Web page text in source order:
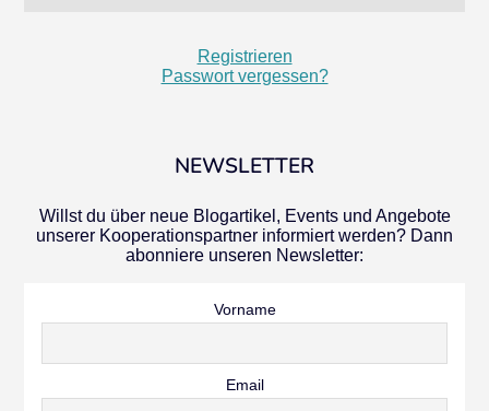
Registrieren
Passwort vergessen?
NEWSLETTER
Willst du über neue Blogartikel, Events und Angebote
unserer Kooperationspartner informiert werden? Dann
abonniere unseren Newsletter:
Vorname
Email